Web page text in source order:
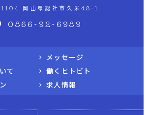
岡山県総社市久米48-1
0866-92-6989
メッセージ
て
働くヒトビト
求人情報